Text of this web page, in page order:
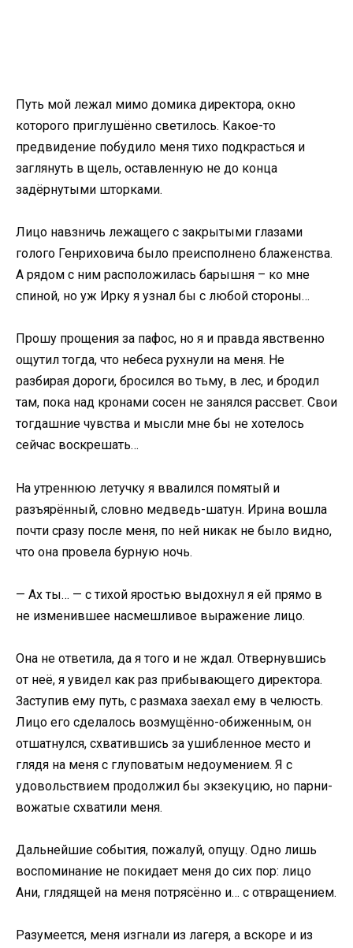
Путь мой лежал мимо домика директора, окно
которого приглушённо светилось. Какое-то
предвидение побудило меня тихо подкрасться и
заглянуть в щель, оставленную не до конца
задёрнутыми шторками.
Лицо навзничь лежащего с закрытыми глазами
голого Генриховича было преисполнено блаженства.
А рядом с ним расположилась барышня – ко мне
спиной, но уж Ирку я узнал бы с любой стороны…
Прошу прощения за пафос, но я и правда явственно
ощутил тогда, что небеса рухнули на меня. Не
разбирая дороги, бросился во тьму, в лес, и бродил
там, пока над кронами сосен не занялся рассвет. Свои
тогдашние чувства и мысли мне бы не хотелось
сейчас воскрешать…
На утреннюю летучку я ввалился помятый и
разъярённый, словно медведь-шатун. Ирина вошла
почти сразу после меня, по ней никак не было видно,
что она провела бурную ночь.
— Ах ты… — с тихой яростью выдохнул я ей прямо в
не изменившее насмешливое выражение лицо.
Она не ответила, да я того и не ждал. Отвернувшись
от неё, я увидел как раз прибывающего директора.
Заступив ему путь, с размаха заехал ему в челюсть.
Лицо его сделалось возмущённо-обиженным, он
отшатнулся, схватившись за ушибленное место и
глядя на меня с глуповатым недоумением. Я с
удовольствием продолжил бы экзекуцию, но парни-
вожатые схватили меня.
Дальнейшие события, пожалуй, опущу. Одно лишь
воспоминание не покидает меня до сих пор: лицо
Ани, глядящей на меня потрясённо и… с отвращением.
Разумеется, меня изгнали из лагеря, а вскоре и из